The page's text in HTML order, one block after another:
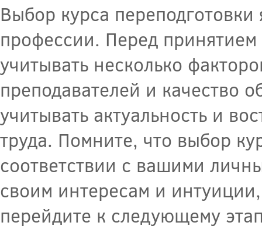
Выбор курса
профессии. Перед
учитывать несколько
преподавателей и качество
учитывать актуальность и
труда. Помните, что выбор
соответствии с вашими
своим интересам и
перейдите к следующему